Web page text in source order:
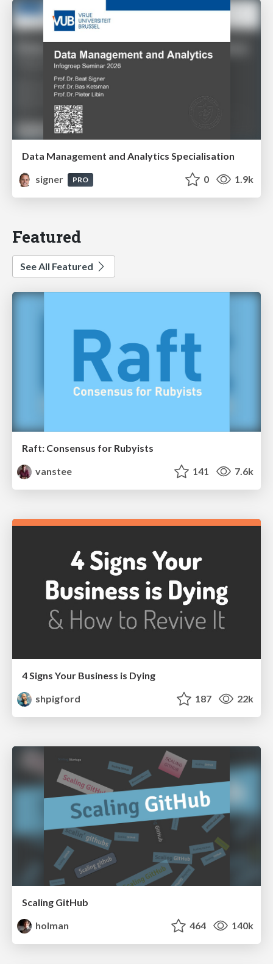
Data Management and Analytics Specialisation
signer
PRO 0 1.9k
Featured
See All Featured
Raft: Consensus for Rubyists
vanstee
141 7.6k
4 Signs Your Business is Dying
shpigford
187 22k
Scaling GitHub
holman
464 140k